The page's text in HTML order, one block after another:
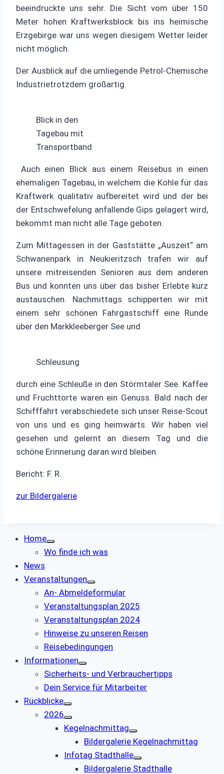
beeindruckte uns sehr. Die Sicht vom über 150
Meter hohen Kraftwerksblock bis ins heimische
Erzgebirge war uns wegen diesigem Wetter leider
nicht möglich.
Der Ausblick auf die umliegende Petrol-Chemische
Industrietrotzdem großartig.
Blick in den
Tagebau mit
Transportband
Auch einen Blick aus einem Reisebus in einen
ehemaligen Tagebau, in welchem die Kohle für das
Kraftwerk qualitativ aufbereitet wird und der bei
der Entschwefelung anfallende Gips gelagert wird,
bekommt man nicht alle Tage geboten.
Zum Mittagessen in der Gaststätte „Auszeit“ am
Schwanenpark in Neukieritzsch trafen wir auf
unsere mitreisenden Senioren aus dem anderen
Bus und konnten uns über das bisher Erlebte kurz
austauschen. Nachmittags schipperten wir mit
einem sehr schönen Fahrgastschiff eine Runde
über den Markkleeberger See und
Schleusung
durch eine Schleuße in den Störmtaler See. Kaffee
und Fruchttorte waren ein Genuss. Bald nach der
Schifffahrt verabschiedete sich unser Reise-Scout
von uns und es ging heimwärts. Wir haben viel
gesehen und gelernt an diesem Tag und die
schöne Erinnerung daran wird bleiben.
Bericht: F. R.
zur Bildergalerie
Home
Wo finde ich was
News
Veranstaltungen
An- Abmeldeformular
Veranstaltungsplan 2025
Veranstaltungsplan 2024
Hinweise zu unseren Reisen
Reisebedingungen
Informationen
Sicherheits- und Verbrauchertipps
Dein Service für Mitarbeiter
Rückblicke
2026
Kegelnachmittag
Bildergalerie Kegelnachmittag
Infotag Stadthalle
Bildergalerie Stadthalle